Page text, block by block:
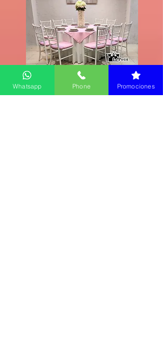
Whatsapp Phone Promociones